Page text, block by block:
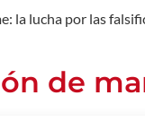
la lucha por las
de